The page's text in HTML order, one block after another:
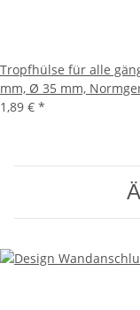
Tropfhülse für alle
mm, Ø 35 mm,
1,89 € *